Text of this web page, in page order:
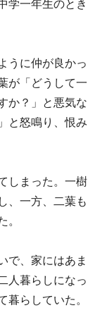
学一年生のとき
うに仲が良かっ
が「どうして一
か？」と悪気な
と怒鳴り、恨み
しまった。一樹
、一方、二葉も
。
で、家にはあま
人暮らしになっ
暮らしていた。